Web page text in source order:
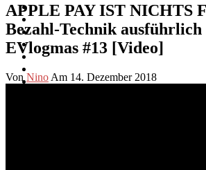
APPLE PAY IST NICHTS
Bezahl-Technik
EVlogmas #13 [Video]
Von Nino Am 14. Dezember 2018